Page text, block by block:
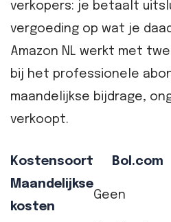
verkopers: je betaalt
vergoeding op wat je
Amazon NL werkt met
bij het professionele
maandelijkse bijdrage,
verkoopt.
Kostensoort Bol.com
Maandelijkse
kosten
Geen